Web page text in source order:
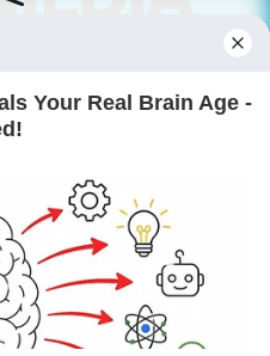
berita aktual dan
dari sumber yang tepat.